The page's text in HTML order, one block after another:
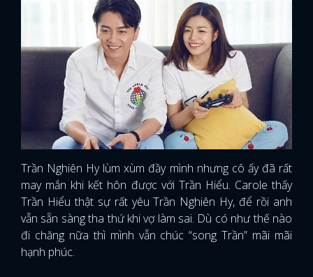
Trần Nghiên Hy lùm xùm đầy mình nhưng cô ấy đã rất
may mắn khi kết hôn được với Trần Hiểu. Carole thấy
Trần Hiểu thật sự rất yêu Trần Nghiên Hy, để rồi anh
vẫn sẵn sàng tha thứ khi vợ làm sai. Dù có như thế nào
đi chăng nữa thì mình vẫn chúc “song Trần” mãi mãi
hạnh phúc.